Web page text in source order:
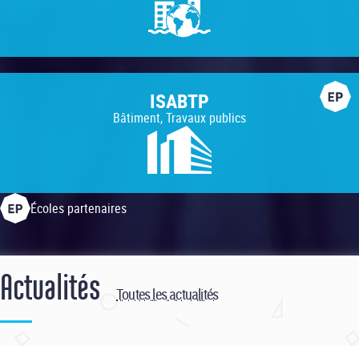
ISABTP
Bâtiment, Travaux publics
Écoles partenaires
Actualités Toutes les actualités